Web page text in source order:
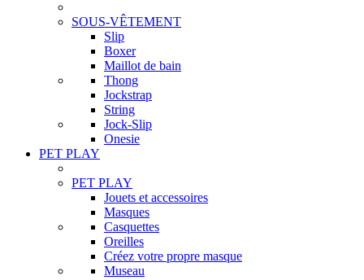
SOUS-VÊTEMENT
Slip
Boxer
Maillot de bain
Thong
Jockstrap
String
Jock-Slip
Onesie
PET PLAY
PET PLAY
Jouets et accessoires
Masques
Casquettes
Oreilles
Créez votre propre masque
Museau